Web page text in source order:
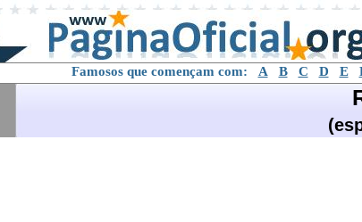
Famosos que començam com: A B C D E